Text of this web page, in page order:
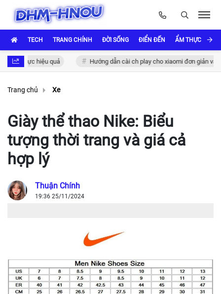
TECH TRANG CHÍNH ĐỜI SỐNG ĐIỂN ĐẾN ẨM THỰC VÀ
hiệu quả Hướng dẫn cài ch play cho xiaomi đơn giản và nhanh
Trang chủ Xe
Giày thể thao Nike: Biểu
tượng thời trang và giá cả
hợp lý
Thuận Chính
19:36 25/11/2024